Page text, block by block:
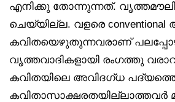
എനിക്കു തോന്നുന്നത്.
ചെയ്യില്ല. വളരെ
കവിതയെഴുതുന്നവരാണ്
വൃത്തവാദികളായി രംഗത്തു
കവിതയിലെ അവിദഗ്ധ
കവിതാസാക്ഷരതയില്ലാത്തവർ